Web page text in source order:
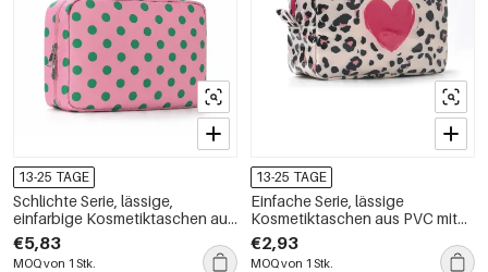
13-25 TAGE
Schlichte Serie, lässige,
einfarbige Kosmetiktaschen aus
Polyester mit Polka-Dots
€5,83
MOQ von 1 Stk.
13-25 TAGE
Einfache Serie, lässige
Kosmetiktaschen aus PVC mit
Herz-Leopardenmuster und
Leopardenmuster
€2,93
MOQ von 1 Stk.